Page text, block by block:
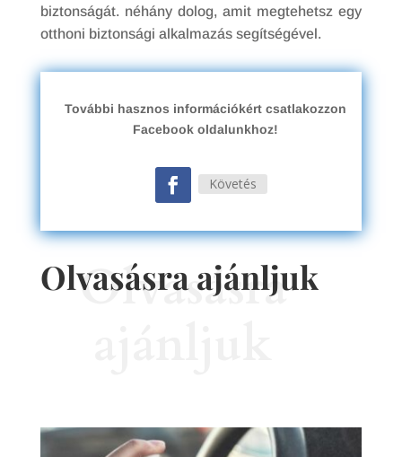
biztonságát. néhány dolog, amit megtehetsz egy
otthoni biztonsági alkalmazás segítségével.
További hasznos információkért csatlakozzon
Facebook oldalunkhoz!
Követés
Olvasásra ajánljuk
Olvasásra